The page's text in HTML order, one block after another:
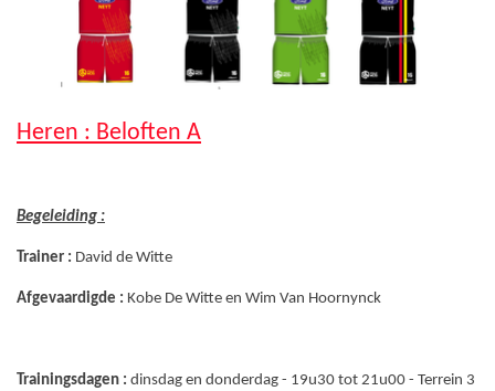
Heren : Beloften A
Begeleiding :
Trainer : David de Witte
Afgevaardigde : Kobe De Witte en Wim Van Hoornynck
Trainingsdagen : dinsdag en donderdag - 19u30 tot 21u00 - Terrein 3